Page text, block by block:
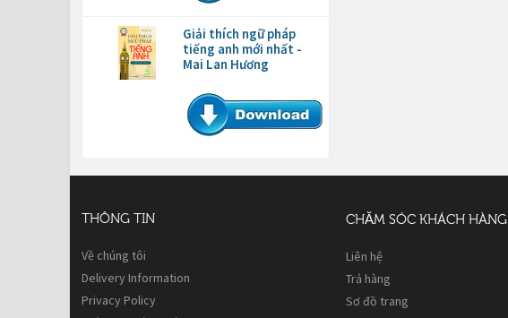
Giải thích ngữ pháp
tiếng anh mới nhất -
Mai Lan Hương
THÔNG TIN
Về chúng tôi
Delivery Information
Privacy Policy
CHĂM SÓC KHÁCH HÀNG
Liên hệ
Trả hàng
Sơ đồ trang